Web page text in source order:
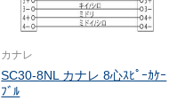
カナレ
SC30-8NL カナレ 8心ｽﾋﾟｰｶｹｰ
ﾌﾞﾙ